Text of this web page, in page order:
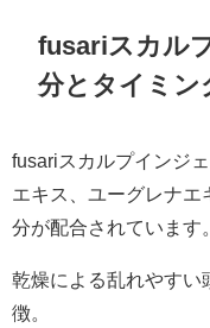
fusariスカル
分とタイミン
fusariスカルプインジ
エキス、ユーグレナエ
分が配合されています。
乾燥による乱れやすい
徴。